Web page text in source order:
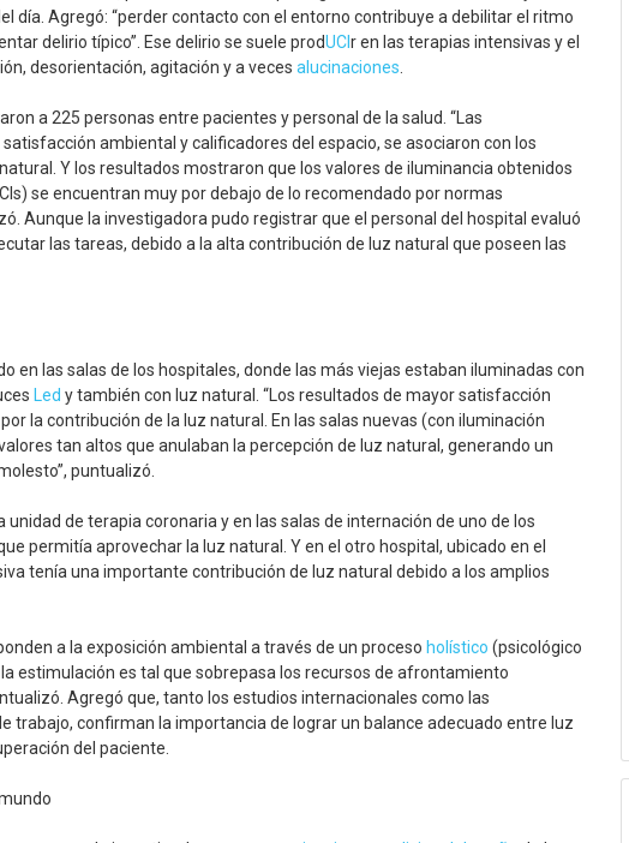
día. Agregó: “perder contacto con el entorno contribuye a debilitar el ritmo
delirio típico”. Ese delirio se suele prodUCIr en las terapias intensivas y el
desorientación, agitación y a veces alucinaciones.
a 225 personas entre pacientes y personal de la salud. “Las
ambiental y calificadores del espacio, se asociaron con los
Y los resultados mostraron que los valores de iluminancia obtenidos
se encuentran muy por debajo de lo recomendado por normas
Aunque la investigadora pudo registrar que el personal del hospital evaluó
las tareas, debido a la alta contribución de luz natural que poseen las
en las salas de los hospitales, donde las más viejas estaban iluminadas con
Led y también con luz natural. “Los resultados de mayor satisfacción
la contribución de la luz natural. En las salas nuevas (con iluminación
tan altos que anulaban la percepción de luz natural, generando un
puntualizó.
de terapia coronaria y en las salas de internación de uno de los
permitía aprovechar la luz natural. Y en el otro hospital, ubicado en el
tenía una importante contribución de luz natural debido a los amplios
a la exposición ambiental a través de un proceso holístico (psicológico
estimulación es tal que sobrepasa los recursos de afrontamiento
Agregó que, tanto los estudios internacionales como las
trabajo, confirman la importancia de lograr un balance adecuado entre luz
del paciente.